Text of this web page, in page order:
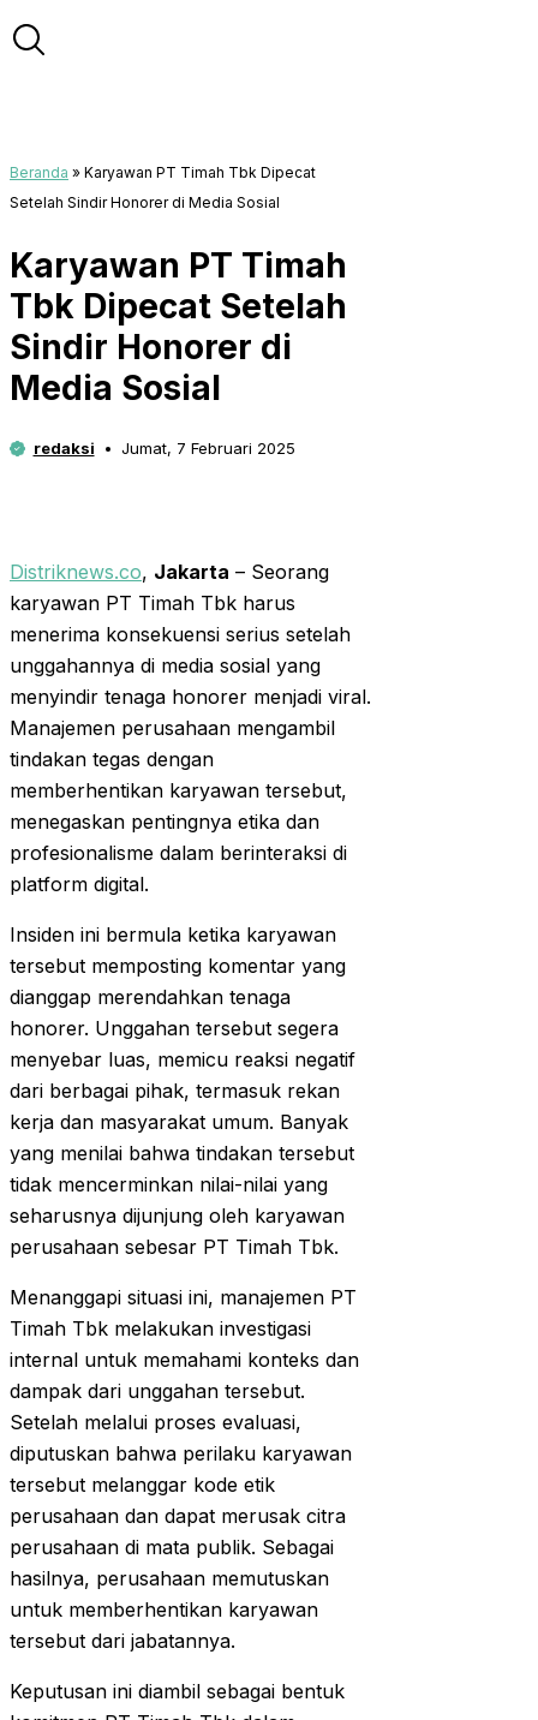
Beranda » Karyawan PT Timah Tbk Dipecat
Setelah Sindir Honorer di Media Sosial
Karyawan PT Timah
Tbk Dipecat Setelah
Sindir Honorer di
Media Sosial
redaksi Jumat, 7 Februari 2025
Distriknews.co, Jakarta – Seorang
karyawan PT Timah Tbk harus
menerima konsekuensi serius setelah
unggahannya di media sosial yang
menyindir tenaga honorer menjadi viral.
Manajemen perusahaan mengambil
tindakan tegas dengan
memberhentikan karyawan tersebut,
menegaskan pentingnya etika dan
profesionalisme dalam berinteraksi di
platform digital.
Insiden ini bermula ketika karyawan
tersebut memposting komentar yang
dianggap merendahkan tenaga
honorer. Unggahan tersebut segera
menyebar luas, memicu reaksi negatif
dari berbagai pihak, termasuk rekan
kerja dan masyarakat umum. Banyak
yang menilai bahwa tindakan tersebut
tidak mencerminkan nilai-nilai yang
seharusnya dijunjung oleh karyawan
perusahaan sebesar PT Timah Tbk.
Menanggapi situasi ini, manajemen PT
Timah Tbk melakukan investigasi
internal untuk memahami konteks dan
dampak dari unggahan tersebut.
Setelah melalui proses evaluasi,
diputuskan bahwa perilaku karyawan
tersebut melanggar kode etik
perusahaan dan dapat merusak citra
perusahaan di mata publik. Sebagai
hasilnya, perusahaan memutuskan
untuk memberhentikan karyawan
tersebut dari jabatannya.
Keputusan ini diambil sebagai bentuk